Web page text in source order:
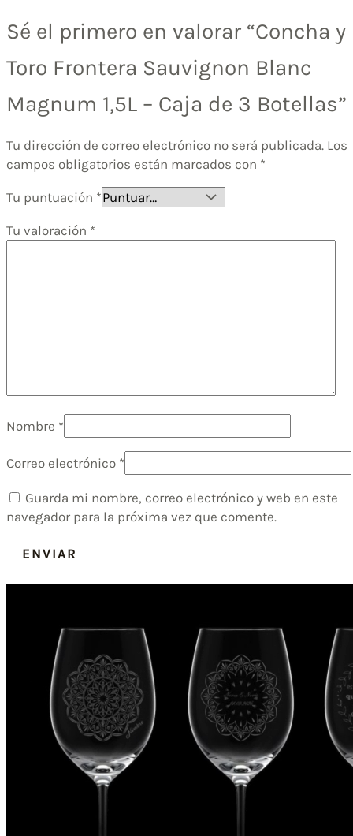
Sé el primero en valorar “Concha y
Toro Frontera Sauvignon Blanc
Magnum 1,5L – Caja de 3 Botellas”
Tu dirección de correo electrónico no será publicada. Los
campos obligatorios están marcados con *
Tu puntuación *
Tu valoración *
Nombre *
Correo electrónico *
Guarda mi nombre, correo electrónico y web en este
navegador para la próxima vez que comente.